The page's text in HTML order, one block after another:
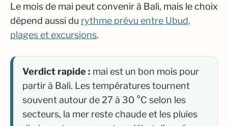
Le mois de mai peut convenir à Bali, mais le choix
dépend aussi du rythme prévu entre Ubud,
plages et excursions.
Verdict rapide : mai est un bon mois pour
partir à Bali. Les températures tournent
souvent autour de 27 à 30 °C selon les
secteurs, la mer reste chaude et les pluies